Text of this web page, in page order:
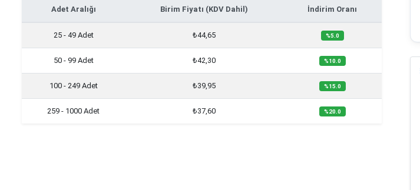
Adet Aralığı Birim Fiyatı (KDV Dahil) İndirim Oranı
25 - 49 Adet ₺44,65 %5.0
50 - 99 Adet ₺42,30 %10.0
100 - 249 Adet ₺39,95 %15.0
259 - 1000 Adet ₺37,60 %20.0